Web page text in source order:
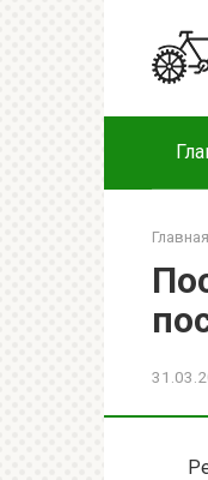
Главная